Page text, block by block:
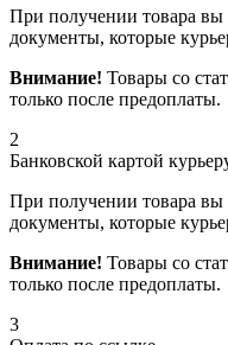
При получении товара вы
документы, которые
Внимание! Товары со
только после предоплаты.
2
Банковской картой
При получении товара вы
документы, которые
Внимание! Товары со
только после предоплаты.
3